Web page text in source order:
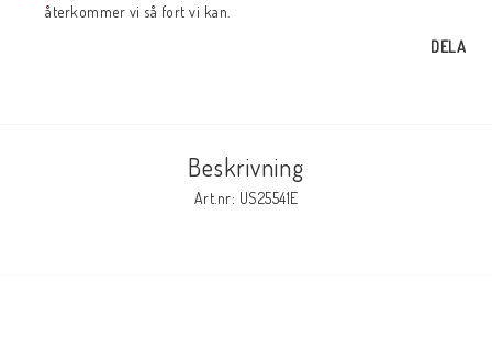
återkommer vi så fort vi kan.
DELA
Beskrivning
Art.nr: US25541E